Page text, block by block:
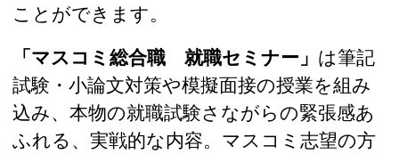
ことができます。
「マスコミ総合職 就職セミナー」 は筆記
試験・小論文対策や模擬面接の授業を組み
込み、本物の就職試験さながらの緊張感あ
ふれる、実戦的な内容。マスコミ志望の方